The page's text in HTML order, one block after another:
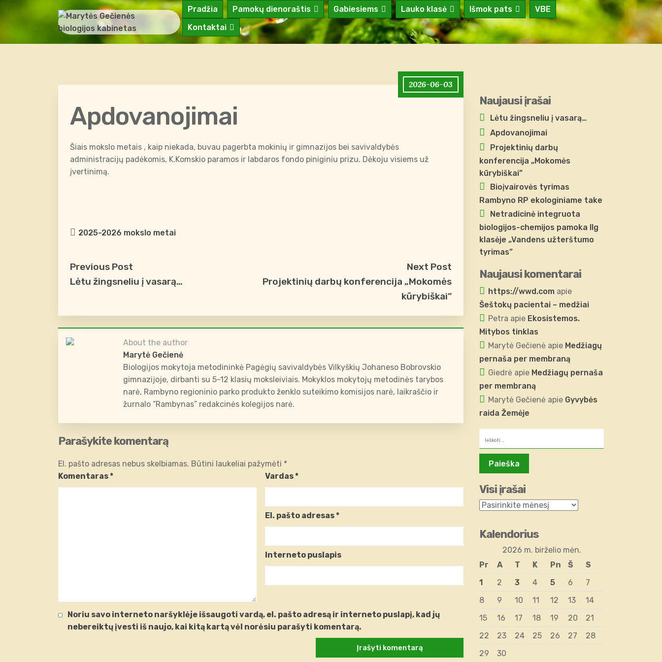
Pradžia Pamokų dienoraštis Gabiesiems Lauko klasė Išmok pats
VBE
Kontaktai
2026-06-03
Apdovanojimai
Šiais mokslo metais , kaip niekada, buvau pagerbta mokinių ir gimnazijos bei savivaldybės
administracijų padėkomis, K.Komskio paramos ir labdaros fondo piniginiu prizu. Dėkoju visiems už
įvertinimą.
2025-2026 mokslo metai
Previous Post
Lėtu žingsneliu į vasarą…
Next Post
Projektinių darbų konferencija „Mokomės
kūrybiškai”
About the author
Marytė Gečienė
Biologijos mokytoja metodininkė Pagėgių savivaldybės Vilkyškių Johaneso Bobrovskio
gimnazijoje, dirbanti su 5-12 klasių moksleiviais. Mokyklos mokytojų metodinės tarybos
narė, Rambyno regioninio parko produkto ženklo suteikimo komisijos narė, laikraščio ir
žurnalo “Rambynas” redakcinės kolegijos narė.
Parašykite komentarą
El. pašto adresas nebus skelbiamas. Būtini laukeliai pažymėti *
Komentaras* Vardas*
El. pašto adresas*
Interneto puslapis
Noriu savo interneto naršyklėje išsaugoti vardą, el. pašto adresą ir interneto puslapį, kad jų
nebereiktų įvesti iš naujo, kai kitą kartą vėl norėsiu parašyti komentarą.
Naujausi įrašai
Lėtu žingsneliu į vasarą…
Apdovanojimai
Projektinių darbų
konferencija „Mokomės
kūrybiškai”
Bioįvairovės tyrimas
Rambyno RP ekologiniame take
Netradicinė integruota
biologijos-chemijos pamoka IIg
klasėje „Vandens užterštumo
tyrimas”
Naujausi komentarai
https://wwd.com apie
Šeštokų pacientai – medžiai
Petra apie Ekosistemos.
Mitybos tinklas
Marytė Gečienė apie Medžiagų
pernaša per membraną
Giedrė apie Medžiagų pernaša
per membraną
Marytė Gečienė apie Gyvybės
raida Žemėje
Visi įrašai
Kalendorius
2026 m. birželio mėn.
Pr
A T K Pn Š
S
1
2 3 4 5 6
7
8
9 10 11 12 13
14
15
16 17 18 19 20
21
22
23 24 25 26 27
28
29
30